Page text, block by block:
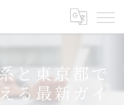
と東京都で
る最新ガイ